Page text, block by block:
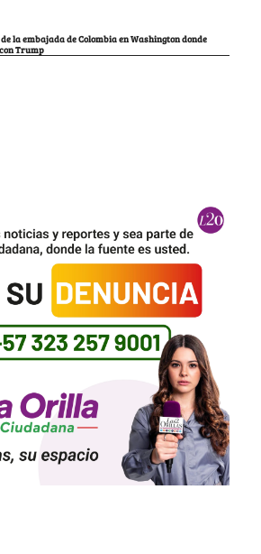
la embajada de Colombia en Washington donde
Trump